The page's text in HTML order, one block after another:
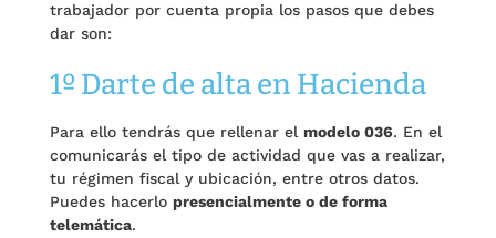
trabajador por cuenta propia los pasos que debes
dar son:
1º Darte de alta en Hacienda
Para ello tendrás que rellenar el modelo 036. En el
comunicarás el tipo de actividad que vas a realizar,
tu régimen fiscal y ubicación, entre otros datos.
Puedes hacerlo presencialmente o de forma
telemática.